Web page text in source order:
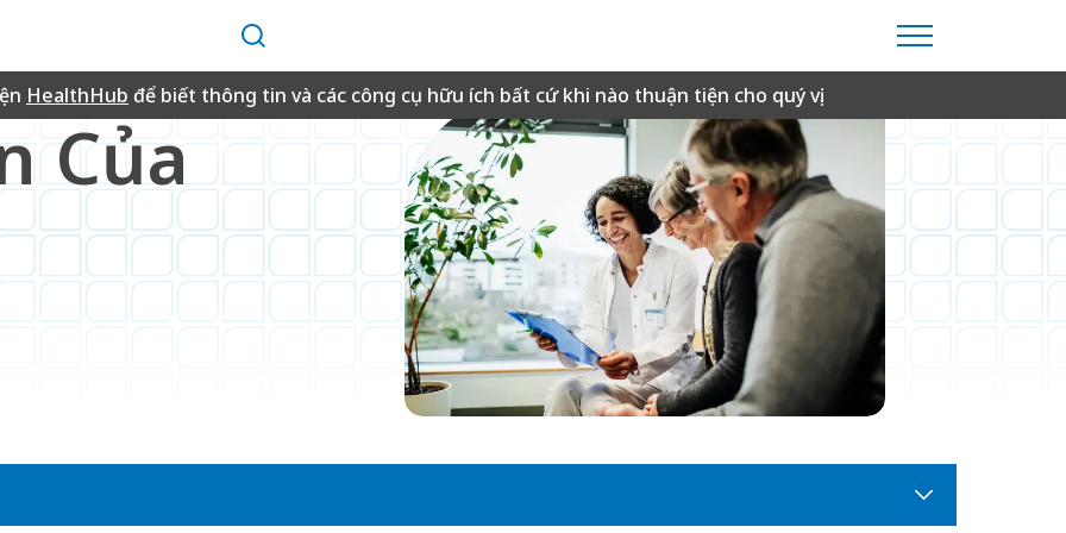
Tìm
kiếm
HealthHub để biết thông tin và các công cụ hữu ích bất cứ khi nào thuận tiện cho quý vị.
Của